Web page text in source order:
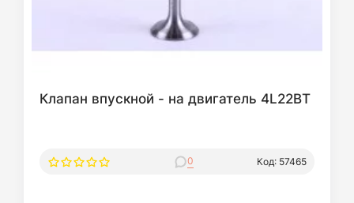
Клапан впускной - на двигатель 4L22BT
0 Код: 57465